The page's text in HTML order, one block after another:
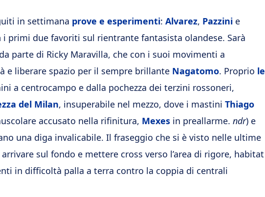
in settimana prove e esperimenti: Alvarez, Pazzini e
primi due favoriti sul rientrante fantasista olandese. Sarà
parte di Ricky Maravilla, che con i suoi movimenti a
e liberare spazio per il sempre brillante Nagatomo. Proprio le
a centrocampo e dalla pochezza dei terzini rossoneri,
del Milan, insuperabile nel mezzo, dove i mastini Thiago
accusato nella rifinitura, Mexes in preallarme. ndr) e
una diga invalicabile. Il fraseggio che si è visto nelle ultime
sul fondo e mettere cross verso l’area di rigore, habitat
in difficoltà palla a terra contro la coppia di centrali